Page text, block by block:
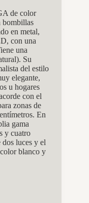
de color
bombillas
en metal,
con una
una
Su
del estilo
elegante,
u hogares
con el
zonas de
En
gama
y cuatro
dos luces y el
blanco y